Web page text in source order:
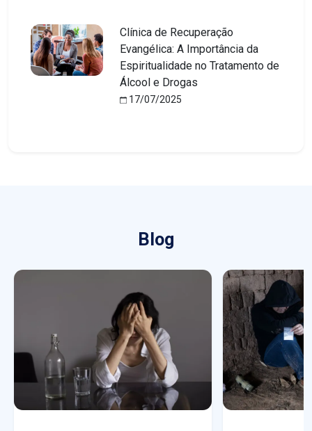
Clínica de Recuperação
Evangélica: A Importância da
Espiritualidade no Tratamento de
Álcool e Drogas
17/07/2025
Blog